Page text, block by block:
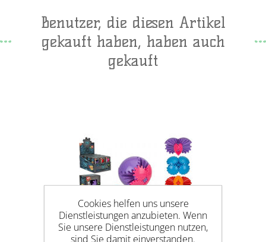
Benutzer, die diesen Artikel
gekauft haben, haben auch
gekauft
Cookies helfen uns unsere
Dienstleistungen anzubieten. Wenn
Sie unsere Dienstleistungen nutzen,
sind Sie damit einverstanden.